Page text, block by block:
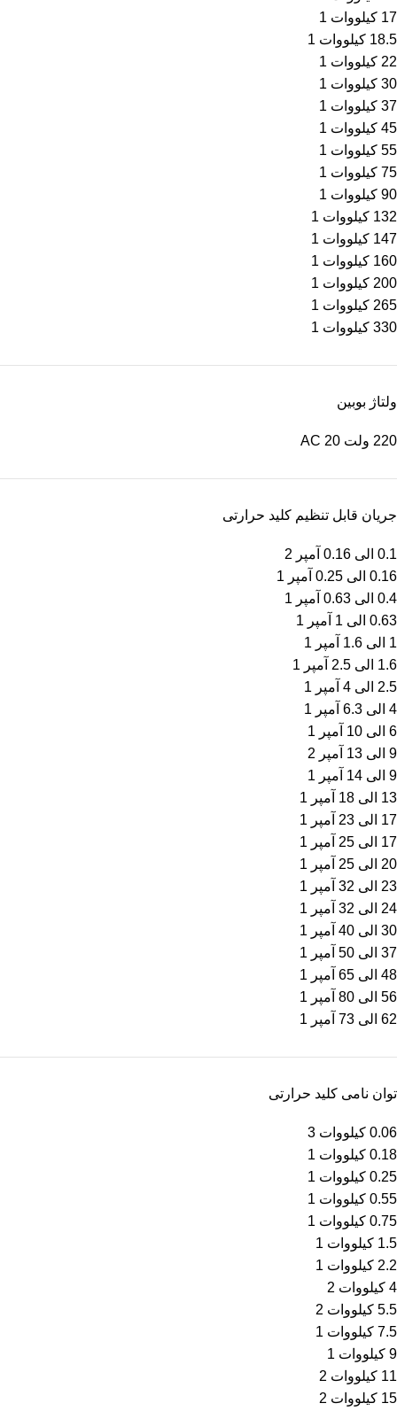
17 کیلووات
1
18.5 کیلووات
1
22 کیلووات
1
30 کیلووات
1
37 کیلووات
1
45 کیلووات
1
55 کیلووات
1
75 کیلووات
1
90 کیلووات
1
132 کیلووات
1
147 کیلووات
1
160 کیلووات
1
200 کیلووات
1
265 کیلووات
1
330 کیلووات
1
ولتاژ بوبین
220 ولت AC 20
جریان قابل تنظیم کلید حرارتی
0.1 الی 0.16 آمپر
2
0.16 الی 0.25 آمپر
1
0.4 الی 0.63 آمپر
1
0.63 الی 1 آمپر
1
1 الی 1.6 آمپر
1
1.6 الی 2.5 آمپر
1
2.5 الی 4 آمپر
1
4 الی 6.3 آمپر
1
6 الی 10 آمپر
1
9 الی 13 آمپر
2
9 الی 14 آمپر
1
13 الی 18 آمپر
1
17 الی 23 آمپر
1
17 الی 25 آمپر
1
20 الی 25 آمپر
1
23 الی 32 آمپر
1
24 الی 32 آمپر
1
30 الی 40 آمپر
1
37 الی 50 آمپر
1
48 الی 65 آمپر
1
56 الی 80 آمپر
1
62 الی 73 آمپر
1
توان نامی کلید حرارتی
0.06 کیلووات
3
0.18 کیلووات
1
0.25 کیلووات
1
0.55 کیلووات
1
0.75 کیلووات
1
1.5 کیلووات
1
2.2 کیلووات
1
4 کیلووات
2
5.5 کیلووات
2
7.5 کیلووات
1
9 کیلووات
1
11 کیلووات
2
15 کیلووات
2